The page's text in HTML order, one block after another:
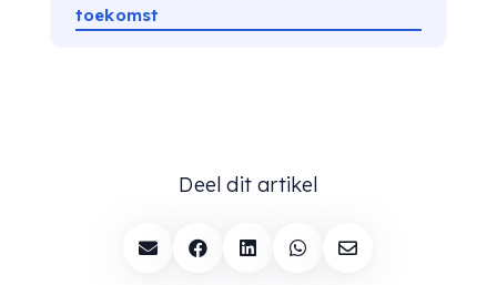
toekomst
Deel dit artikel
    